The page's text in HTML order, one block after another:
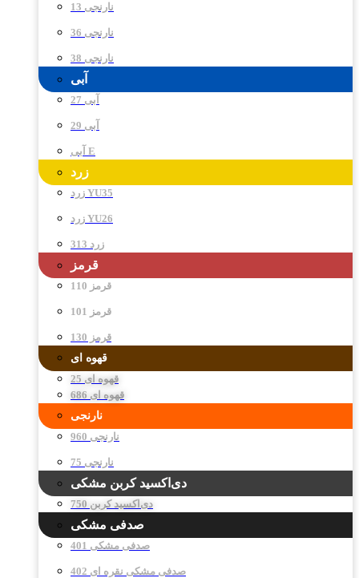
نارنجی 13
نارنجی 36
نارنجی 38
آبی
آبی 27
آبی 29
آبی E
زرد
زرد YU35
زرد YU26
زرد 313
قرمز
قرمز 110
قرمز 101
قرمز 130
قهوه ای
قهوه ای 25
قهوه ای 686
نارنجی
نارنجی 960
نارنجی 75
دی‌اکسید کربن مشکی
دی‌اکسید کربن 750
صدفی مشکی
صدفی مشکی 401
صدفی مشکی نقره ای 402